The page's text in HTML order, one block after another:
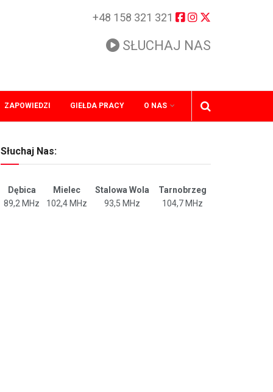
+48 158 321 321
SŁUCHAJ NAS
ZAPOWIEDZI GIEŁDA PRACY O NAS
Słuchaj Nas:
Dębica Mielec Stalowa Wola
Tarnobrzeg
89,2 MHz
102,4 MHz 93,5 MHz 104,7 MHz